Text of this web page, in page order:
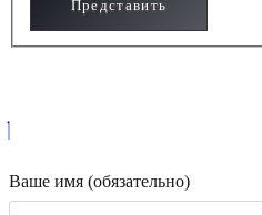
Ваше имя (обязательно)